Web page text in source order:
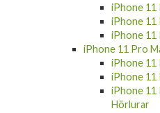
iPhone 11
iPhone 11
iPhone 11
iPhone 11 Pro
iPhone 11
iPhone 11
iPhone 11
Hörlurar